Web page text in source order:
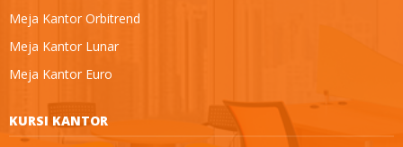
Meja Kantor Orbitrend
Meja Kantor Lunar
Meja Kantor Euro
KURSI KANTOR